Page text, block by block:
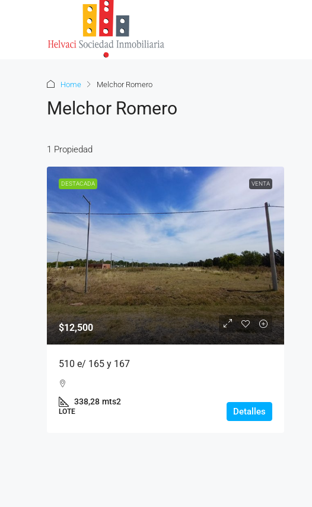
Home Melchor Romero
Melchor Romero
1 Propiedad
DESTACADA VENTA
$12,500
510 e/ 165 y 167
338,28 mts2
LOTE Detalles